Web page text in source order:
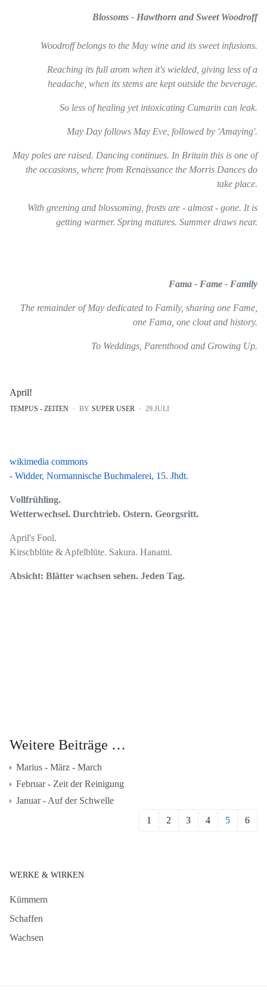
Blossoms - Hawthorn and Sweet Woodroff
Woodroff belongs to the May wine and its sweet infusions.
Reaching its full arom when it's wielded, giving less of a
headache, when its stems are kept outside the beverage.
So less of healing yet intoxicating Cumarin can leak.
May Day follows May Eve, followed by 'Amaying'.
May poles are raised. Dancing continues. In Britain this is one of
the occasions, where from Renaissance the Morris Dances do
take place.
With greening and blossoming, frosts are - almost - gone. It is
getting warmer. Spring matures. Summer draws near.
Fama - Fame - Family
The remainder of May dedicated to Family, sharing one Fame,
one Fama, one clout and history.
To Weddings, Parenthood and Growing Up.
April!
TEMPUS - ZEITEN BY SUPER USER 29.JULI
wikimedia commons
- Widder, Normannische Buchmalerei, 15. Jhdt.
Vollfrühling.
Wetterwechsel. Durchtrieb. Ostern. Georgsritt.
April's Fool.
Kirschblüte & Apfelblüte. Sakura. Hanami.
Absicht: Blätter wachsen sehen. Jeden Tag.
Weitere Beiträge …
Marius - März - March
Februar - Zeit der Reinigung
Januar - Auf der Schwelle
1
2 3 4 5 6
WERKE & WIRKEN
Kümmern
Schaffen
Wachsen